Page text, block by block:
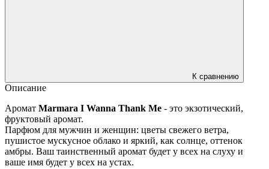
К сравнению
Описание
Аромат Marmara I Wanna Thank Me - это экзотический,
фруктовый аромат.
Парфюм для мужчин и женщин: цветы свежего ветра,
пушистое мускусное облако и яркий, как солнце, оттенок
амбры. Ваш таинственный аромат будет у всех на слуху и ​​
ваше имя будет у всех на устах.